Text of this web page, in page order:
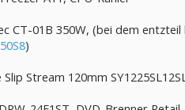
CT-01B 350W, (bei dem
)
Slip Stream 120mm